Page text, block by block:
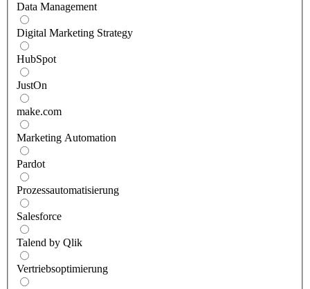
Data Management
Digital Marketing Strategy
HubSpot
JustOn
make.com
Marketing Automation
Pardot
Prozessautomatisierung
Salesforce
Talend by Qlik
Vertriebsoptimierung